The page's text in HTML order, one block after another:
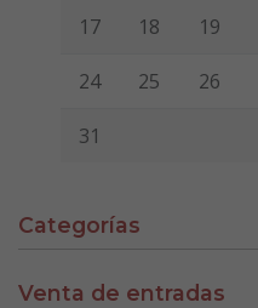
17 18 19
24 25 26
31
Categorías
Venta de entradas